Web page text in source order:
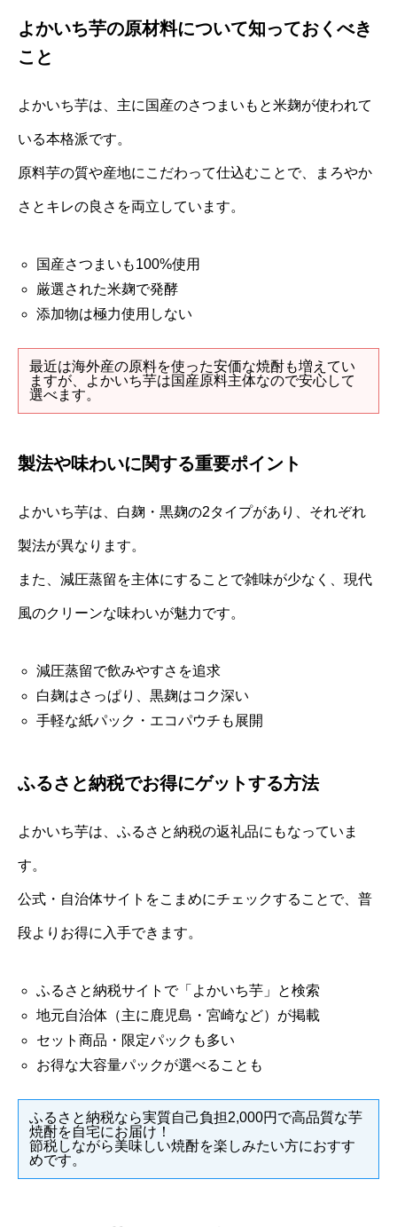
よかいち芋の原材料について知っておくべき
こと
よかいち芋は、主に国産のさつまいもと米麹が使われて
いる本格派です。
原料芋の質や産地にこだわって仕込むことで、まろやか
さとキレの良さを両立しています。
国産さつまいも100%使用
厳選された米麹で発酵
添加物は極力使用しない
最近は海外産の原料を使った安価な焼酎も増えてい
ますが、よかいち芋は国産原料主体なので安心して
選べます。
製法や味わいに関する重要ポイント
よかいち芋は、白麹・黒麹の2タイプがあり、それぞれ
製法が異なります。
また、減圧蒸留を主体にすることで雑味が少なく、現代
風のクリーンな味わいが魅力です。
減圧蒸留で飲みやすさを追求
白麹はさっぱり、黒麹はコク深い
手軽な紙パック・エコパウチも展開
ふるさと納税でお得にゲットする方法
よかいち芋は、ふるさと納税の返礼品にもなっていま
す。
公式・自治体サイトをこまめにチェックすることで、普
段よりお得に入手できます。
ふるさと納税サイトで「よかいち芋」と検索
地元自治体（主に鹿児島・宮崎など）が掲載
セット商品・限定パックも多い
お得な大容量パックが選べることも
ふるさと納税なら実質自己負担2,000円で高品質な芋
焼酎を自宅にお届け！
節税しながら美味しい焼酎を楽しみたい方におすす
めです。